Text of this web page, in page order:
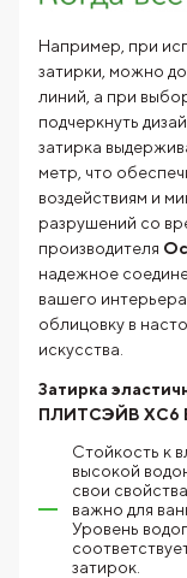
Например, при
затирки, можно
линий, а при
подчеркнуть
затирка
метр, что
воздействиям и
разрушений со
производителя
надежное
вашего
облицовку в
искусства.
Затирка
ПЛИТСЭЙВ XC6
Стойкость к
высокой
свои
важно для
Уровень
затирок.